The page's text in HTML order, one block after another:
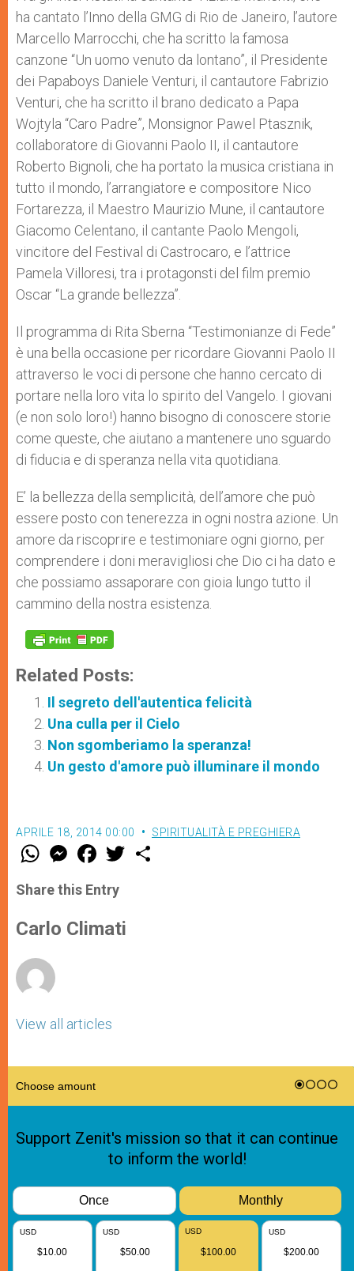
ha cantato l’Inno della GMG di Rio de Janeiro, l’autore
Marcello Marrocchi, che ha scritto la famosa
canzone “Un uomo venuto da lontano”, il Presidente
dei Papaboys Daniele Venturi, il cantautore Fabrizio
Venturi, che ha scritto il brano dedicato a Papa
Wojtyla “Caro Padre”, Monsignor Pawel Ptasznik,
collaboratore di Giovanni Paolo II, il cantautore
Roberto Bignoli, che ha portato la musica cristiana in
tutto il mondo, l’arrangiatore e compositore Nico
Fortarezza, il Maestro Maurizio Mune, il cantautore
Giacomo Celentano, il cantante Paolo Mengoli,
vincitore del Festival di Castrocaro, e l’attrice
Pamela Villoresi, tra i protagonsti del film premio
Oscar “La grande bellezza”.
Il programma di Rita Sberna “Testimonianze di Fede”
è una bella occasione per ricordare Giovanni Paolo II
attraverso le voci di persone che hanno cercato di
portare nella loro vita lo spirito del Vangelo. I giovani
(e non solo loro!) hanno bisogno di conoscere storie
come queste, che aiutano a mantenere uno sguardo
di fiducia e di speranza nella vita quotidiana.
E’ la bellezza della semplicità, dell’amore che può
essere posto con tenerezza in ogni nostra azione. Un
amore da riscoprire e testimoniare ogni giorno, per
comprendere i doni meravigliosi che Dio ci ha dato e
che possiamo assaporare con gioia lungo tutto il
cammino della nostra esistenza.
Related Posts:
Il segreto dell'autentica felicità
Una culla per il Cielo
Non sgomberiamo la speranza!
Un gesto d'amore può illuminare il mondo
APRILE 18, 2014 00:00 SPIRITUALITÀ E PREGHIERA
W
t
s
p
p
M
e
s
e
g
e
F
a
e
b
o
k
w
Share this Entry
Carlo Climati
View all articles